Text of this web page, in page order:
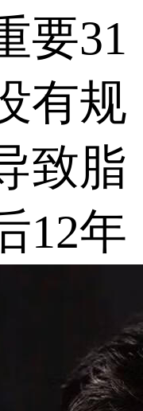
要31
有规
致脂
12年